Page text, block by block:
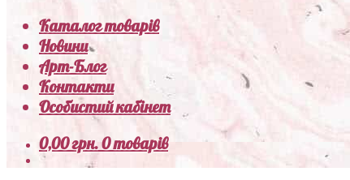
Каталог товарів
Новини
Арт-Блог
Контакти
Особистий кабінет
0,00грн.0 товарів